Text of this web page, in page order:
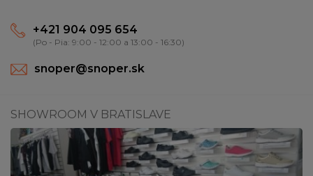
+421 904 095 654
(Po - Pia: 9:00 - 12:00 a 13:00 - 16:30)
snoper@snoper.sk
SHOWROOM V BRATISLAVE